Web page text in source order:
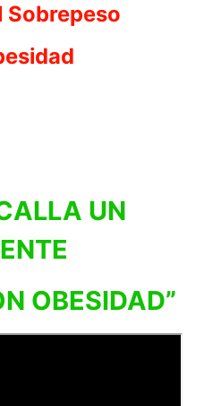
UN
OBESIDAD”